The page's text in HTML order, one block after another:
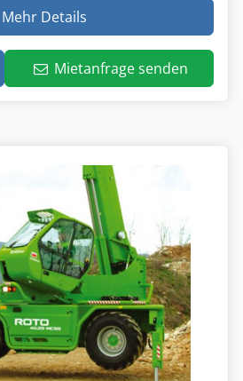
Mehr Details
Mietanfrage senden